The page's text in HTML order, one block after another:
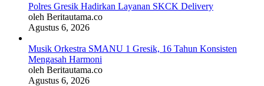
Polres Gresik Hadirkan Layanan SKCK Delivery
oleh Beritautama.co
Agustus 6, 2026
Musik Orkestra SMANU 1 Gresik, 16 Tahun Konsisten
Mengasah Harmoni
oleh Beritautama.co
Agustus 6, 2026